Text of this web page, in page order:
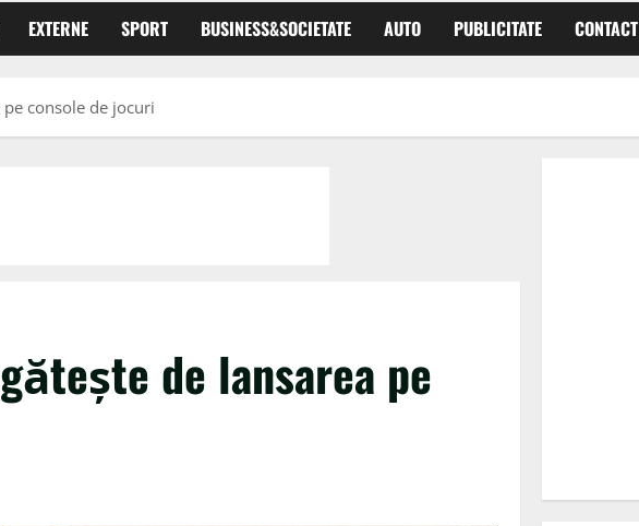
EXTERNE SPORT BUSINESS&SOCIETATE AUTO PUBLICITATE CONTACT
console de jocuri
de lansarea pe